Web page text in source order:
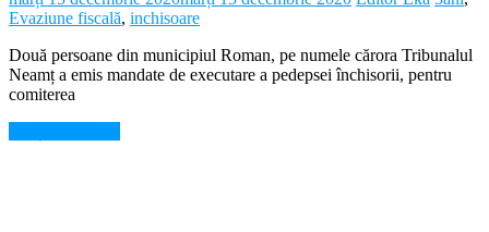
Evaziune fiscală, inchisoare
Două persoane din municipiul Roman, pe numele cărora Tribunalul
Neamț a emis mandate de executare a pedepsei închisorii, pentru
comiterea